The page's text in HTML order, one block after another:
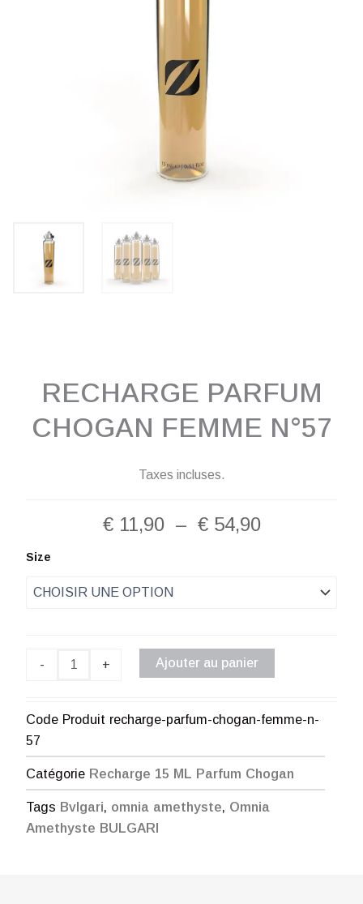
RECHARGE PARFUM
CHOGAN FEMME N°57
Taxes incluses.
€11,90 – €54,90Plage
à
€ 54,90
Size
-
quantité
Parfum
+ Ajouter au panier
Code Produit recharge-parfum-chogan-femme-n-
57
Catégorie Recharge 15 ML Parfum Chogan
Tags Bvlgari, omnia amethyste, Omnia
Amethyste BULGARI